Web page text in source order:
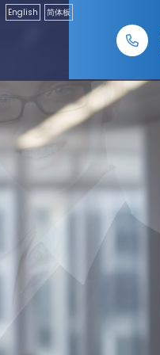
English 简体板